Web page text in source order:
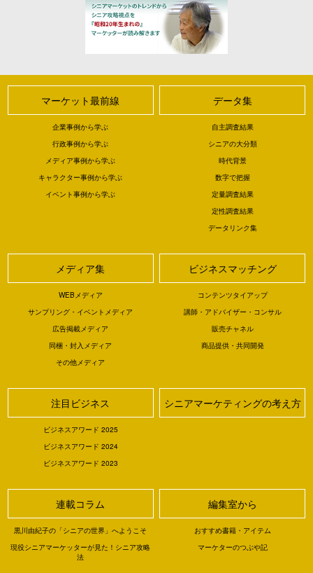
マーケット最前線
企業事例から学ぶ
行政事例から学ぶ
メディア事例から学ぶ
キャラクター事例から学ぶ
イベント事例から学ぶ
データ集
自主調査結果
シニアの大分類
時代背景
数字で把握
定量調査結果
定性調査結果
データリンク集
メディア集
WEBメディア
サンプリング・イベントメディア
広告掲載メディア
同梱・封入メディア
その他メディア
ビジネスマッチング
コンテンツタイアップ
講師・アドバイザー・コンサル
販売チャネル
商品提供・共同開発
注目ビジネス
ビジネスアワード 2025
ビジネスアワード 2024
ビジネスアワード 2023
シニアマーケティングの考え方
連載コラム
黒川由紀子の「シニアの世界」へようこそ
現役シニアマーケッターが見た！シニア攻略
法
編集室から
おすすめ書籍・アイテム
マーケターのつぶや記